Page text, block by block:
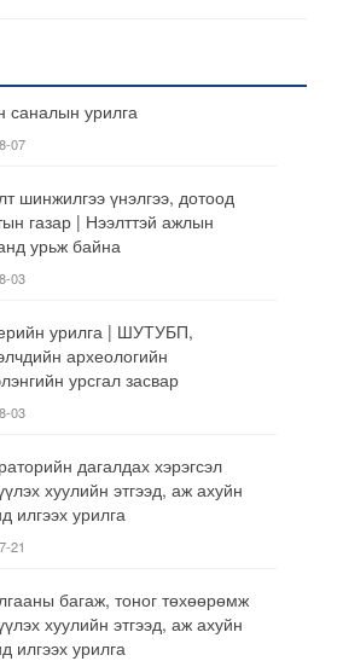
саналын урилга
07
шинжилгээ үнэлгээ, дотоод
газар | Нээлттэй ажлын
урьж байна
03
урилга | ШУТУБП,
археологийн
урсгал засвар
03
дагалдах хэрэгсэл
хуулийн этгээд, аж ахуйн
илгээх урилга
21
багаж, тоног төхөөрөмж
хуулийн этгээд, аж ахуйн
илгээх урилга